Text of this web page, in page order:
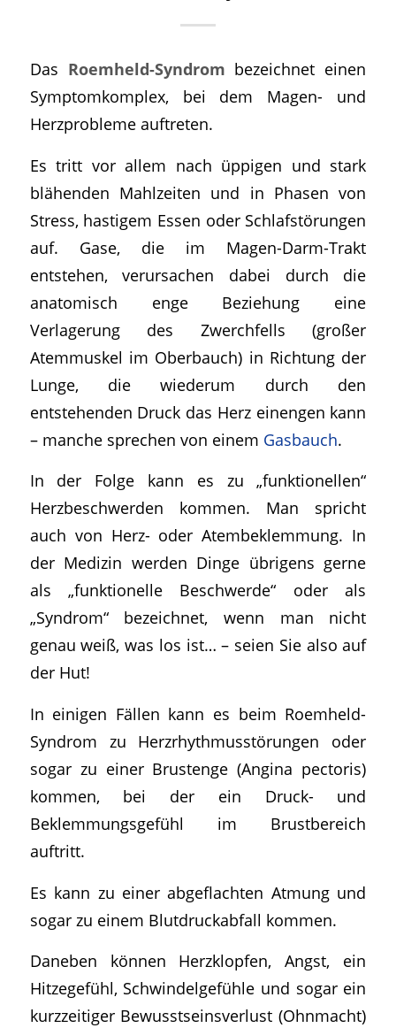
Das Roemheld-Syndrom bezeichnet einen
Symptomkomplex, bei dem Magen- und
Herzprobleme auftreten.
Es tritt vor allem nach üppigen und stark
blähenden Mahlzeiten und in Phasen von
Stress, hastigem Essen oder Schlafstörungen
auf. Gase, die im Magen-Darm-Trakt
entstehen, verursachen dabei durch die
anatomisch enge Beziehung eine
Verlagerung des Zwerchfells (großer
Atemmuskel im Oberbauch) in Richtung der
Lunge, die wiederum durch den
entstehenden Druck das Herz einengen kann
– manche sprechen von einem Gasbauch.
In der Folge kann es zu „funktionellen“
Herzbeschwerden kommen. Man spricht
auch von Herz- oder Atembeklemmung. In
der Medizin werden Dinge übrigens gerne
als „funktionelle Beschwerde“ oder als
„Syndrom“ bezeichnet, wenn man nicht
genau weiß, was los ist… – seien Sie also auf
der Hut!
In einigen Fällen kann es beim Roemheld-
Syndrom zu Herzrhythmusstörungen oder
sogar zu einer Brustenge (Angina pectoris)
kommen, bei der ein Druck- und
Beklemmungsgefühl im Brustbereich
auftritt.
Es kann zu einer abgeflachten Atmung und
sogar zu einem Blutdruckabfall kommen.
Daneben können Herzklopfen, Angst, ein
Hitzegefühl, Schwindelgefühle und sogar ein
kurzzeitiger Bewusstseinsverlust (Ohnmacht)